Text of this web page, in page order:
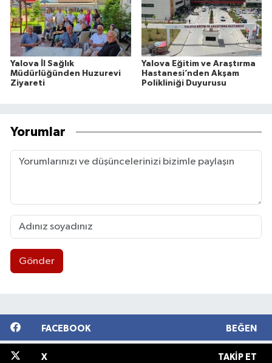
Yalova İl Sağlık
Müdürlüğünden Huzurevi
Ziyareti
Yalova Eğitim ve Araştırma
Hastanesi’nden Akşam
Polikliniği Duyurusu
Yorumlar
Gönder
FACEBOOK BEĞEN
X TAKIP ET